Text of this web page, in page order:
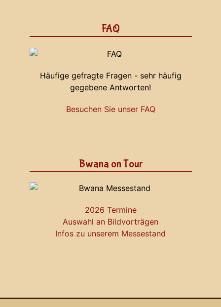
FAQ
Häufige gefragte Fragen - sehr häufig
gegebene Antworten!
Besuchen Sie unser FAQ
Bwana on Tour
2026 Termine
Auswahl an Bildvorträgen
Infos zu unserem Messestand